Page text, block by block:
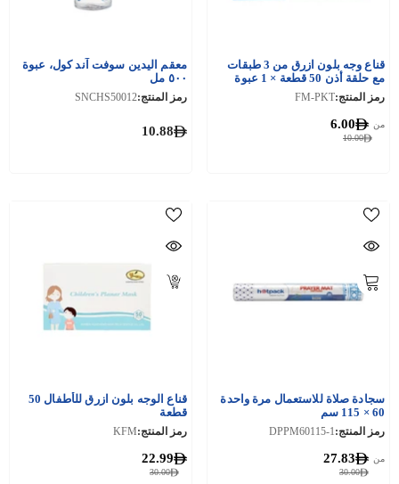
قناع وجه بلون ازرق من 3 طبقات
مع حلقة أذن 50 قطعة × 1 عبوة
رمز المنتج:FM-PKT
10.00
من 6.00
معقم اليدين سوفت آند كول، عبوة
٥٠٠ مل
رمز المنتج:SNCHS50012
10.88
سجادة صلاة للاستعمال مرة واحدة
60 × 115 سم
رمز المنتج:DPPM60115-1
30.00
من 27.83
قناع الوجه بلون ازرق للأطفال 50
قطعة
رمز المنتج:KFM
30.00
22.99